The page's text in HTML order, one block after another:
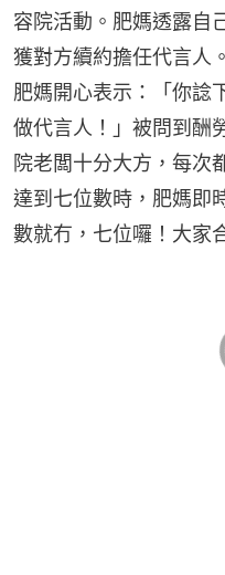
容院活動。肥媽透露自
獲對方續約擔任代言人
肥媽開心表示：「你諗
做代言人！」被問到酬
院老闆十分大方，每次
達到七位數時，肥媽即
數就冇，七位囉！大家